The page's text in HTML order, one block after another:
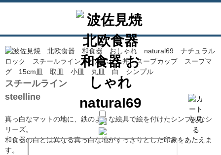
スチールライン
steelline
真っ白なマットの地に、鉄のような絵具で絵を付けたシンプルなシ
リーズ。
和食器の白とは異なる真っ白な地がすっきりとした印象をあたえま
す。